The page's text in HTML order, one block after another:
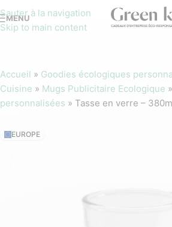
Sauter à la navigation
Skip to main content
MENU
Accueil » Goodies écologiques
Cuisine » Mugs Publicitaire Ecologique »
personnalisées » Tasse en verre –
EUROPE